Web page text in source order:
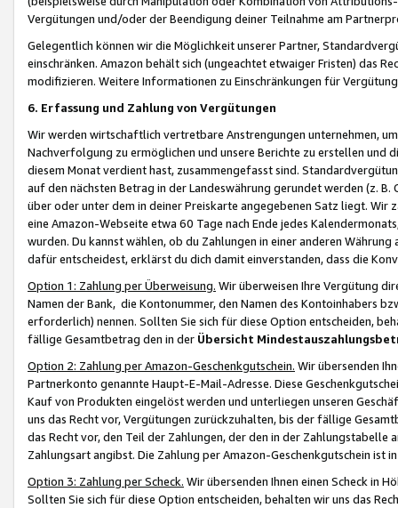
Vergütungen und/oder der Beendigung deiner Teilnahme am
Gelegentlich können wir die Möglichkeit unserer Partner,
einschränken. Amazon behält sich (ungeachtet etwaiger Fristen) das
modifizieren. Weitere Informationen zu Einschränkungen für
6. Erfassung und Zahlung von Vergütungen
Wir werden wirtschaftlich vertretbare Anstrengungen unternehmen,
Nachverfolgung zu ermöglichen und unsere Berichte zu erstellen und
diesem Monat verdient hast, zusammengefasst sind.
auf den nächsten Betrag in der Landeswährung gerundet werden (z.
über oder unter dem in deiner Preiskarte angegebenen Satz liegt.
eine Amazon-Webseite etwa 60 Tage nach Ende jedes
wurden. Du kannst wählen, ob du Zahlungen in einer anderen
dafür entscheidest, erklärst du dich damit einverstanden, dass die
Option 1: Zahlung per Überweisung. Wir überweisen Ihre Vergütung
Namen der Bank, die Kontonummer, den Namen des Kontoinhabers
erforderlich) nennen. Sollten Sie sich für diese Option entscheiden,
fällige Gesamtbetrag den in der Übersicht
Option 2: Zahlung per Amazon-Geschenkgutschein. Wir übersenden
Partnerkonto genannte Haupt-E-Mail-Adresse. Diese
Kauf von Produkten eingelöst werden und unterliegen unseren
uns das Recht vor, Vergütungen zurückzuhalten, bis der fällige
das Recht vor, den Teil der Zahlungen, der den in der
Zahlungsart angibst. Die Zahlung per Amazon-Geschenkgutschein ist
Option 3: Zahlung per Scheck. Wir übersenden Ihnen einen Scheck in
Sollten Sie sich für diese Option entscheiden, behalten wir uns das